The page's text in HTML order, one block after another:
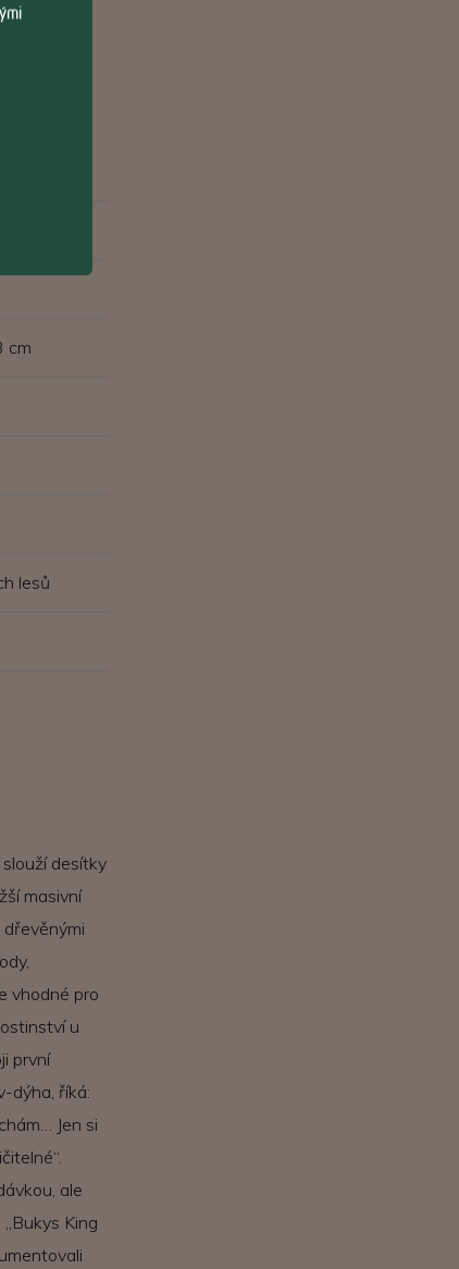
cm
lesů
desítky
masivní
vhodné pro
u
první
dýha, říká:
Jen si
ale
King